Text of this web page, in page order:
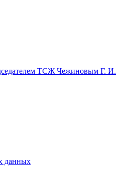
ТСЖ Чежиновым Г. И.
данных